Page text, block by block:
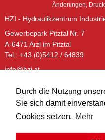
Durch die Nutzung
Sie sich damit
Cookies setzen. Mehr
Änderungen,
HZI - Hydraulikzentrum
Gewerbepark Pitztal Nr. 7
A-6471 Arzl im Pitztal
Tel.: +43 (0)5412 / 64839
info@hzi.at
ÖFFNUNGSZEITEN – BÜRO:
08:00 - 12:00 Uhr